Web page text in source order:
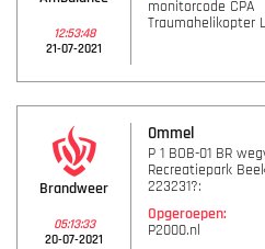
12:53:48
21-07-2021
monitorcode CPA
Traumahelikopter
Brandweer
05:13:33
20-07-2021
Ommel
P 1 BOB-01 BR
Recreatiepark
223231?:
Opgeroepen:
P2000.nl